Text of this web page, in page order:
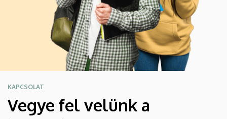
KAPCSOLAT
Vegye fel velünk a